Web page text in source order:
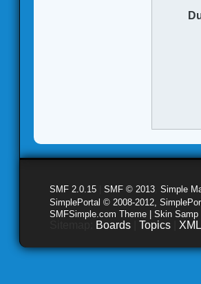
SMF 2.0.15 SMF © 2013 Simple
SimplePortal © 2008-2012,
SMFSimple.com Theme | Skin Samp
Boards Topics XML